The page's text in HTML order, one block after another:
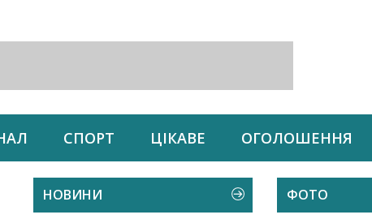
СПОРТ ЦІКАВЕ ОГОЛОШЕННЯ
НОВИНИ ФОТО